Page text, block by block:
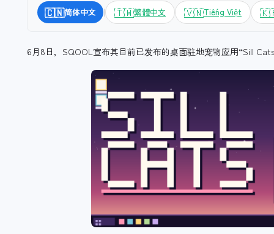
🇨🇳简体中文 | 🇹🇼繁體中文 🇻🇳Tiếng Việt
6月8日，SQOOL宣布其目前已发布的桌面驻地宠物应用“Sill